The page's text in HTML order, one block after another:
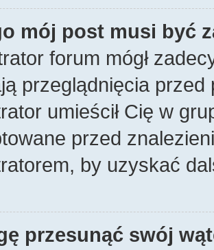
mój post musi być
forum mógł
przeglądnięcia
umieścił Cię w
przed
by uzyskać
przesunąć swój